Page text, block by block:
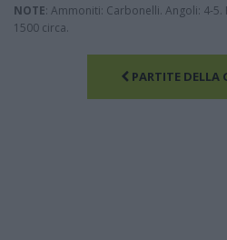
NOTE: Ammoniti: Carbonelli. Angoli: 4-
1500 circa.
PARTITE DELLA